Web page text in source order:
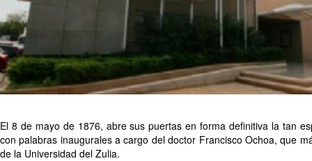
El 8 de mayo de 1876, abre sus puertas en forma definitiva la tan
con palabras inaugurales a cargo del doctor Francisco Ochoa, que
de la Universidad del Zulia.